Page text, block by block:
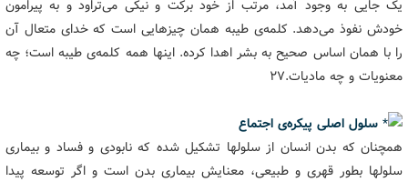
یک جایی به وجود آمد، مرتب از خود برکت و نیکی می‌تراود و به پیرامون
خودش نفوذ می‌دهد. کلمه‌ی طیبه همان چیزهایی است که خدای متعال آن
را با همان اساس صحیح به بشر اهدا کرده. اینها همه کلمه‌ی طیبه است؛ چه
معنویات و چه مادیات.۲۷
سلول اصلی پیکره‌ی اجتماع
همچنان که بدن انسان از سلولها تشکیل شده که نابودی و فساد و بیماری
سلولها بطور قهری و طبیعی، معنایش بیماری بدن است و اگر توسعه پیدا